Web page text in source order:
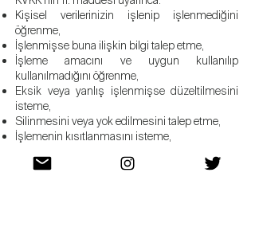
Kişisel verilerinizin işlenip işlenmediğini
öğrenme,
İşlenmişse buna ilişkin bilgi talep etme,
İşleme amacını ve uygun kullanılıp
kullanılmadığını öğrenme,
Eksik veya yanlış işlenmişse düzeltilmesini
isteme,
Silinmesini veya yok edilmesini talep etme,
İşlemenin kısıtlanmasını isteme,
Zarar halinde tazminat talep etme haklarına